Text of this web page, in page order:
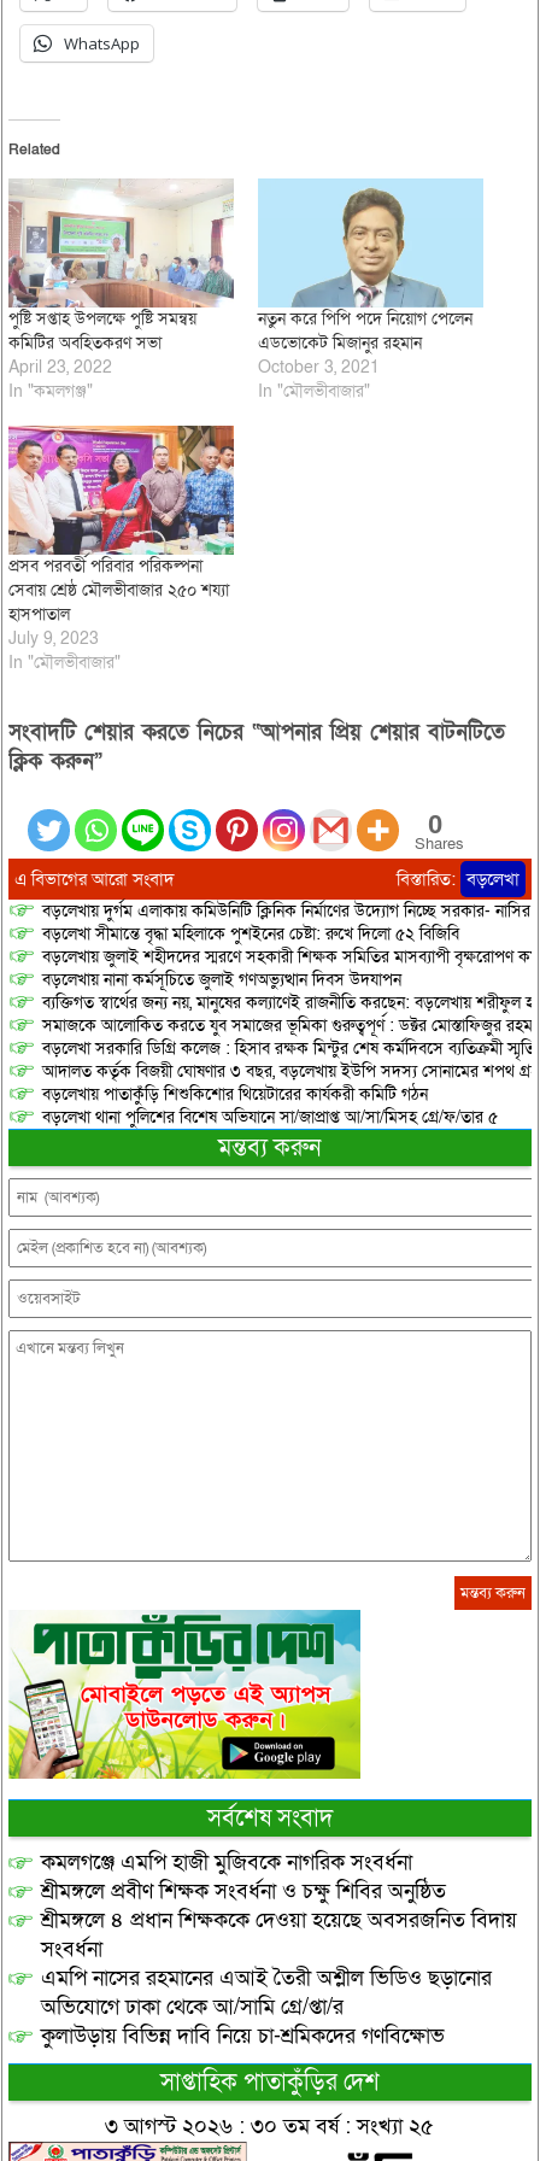
WhatsApp
Related
পুষ্টি সপ্তাহ উপলক্ষে পুষ্টি সমন্বয়
কমিটির অবহিতকরণ সভা
April 23, 2022
In "কমলগঞ্জ"
নতুন করে পিপি পদে নিয়োগ পেলেন
এডভোকেট মিজানুর রহমান
October 3, 2021
In "মৌলভীবাজার"
প্রসব পরবর্তী পরিবার পরিকল্পনা
সেবায় শ্রেষ্ঠ মৌলভীবাজার ২৫০ শয্যা
হাসপাতাল
July 9, 2023
In "মৌলভীবাজার"
সংবাদটি শেয়ার করতে নিচের “আপনার প্রিয় শেয়ার বাটনটিতে
ক্লিক করুন”
0
Shares
এ বিভাগের আরো সংবাদ বিস্তারিত: বড়লেখা
বড়লেখায় দুর্গম এলাকায় কমিউনিটি ক্লিনিক নির্মাণের উদ্যোগ নিচ্ছে সরকার-
বড়লেখা সীমান্তে বৃদ্ধা মহিলাকে পুশইনের চেষ্টা: রুখে দিলো ৫২ বিজিবি
বড়লেখায় জুলাই শহীদদের স্মরণে সহকারী শিক্ষক সমিতির মাসব্যাপী বৃক্ষরোপণ
বড়লেখায় নানা কর্মসূচিতে জুলাই গণঅভ্যুত্থান দিবস উদযাপন
ব্যক্তিগত স্বার্থের জন্য নয়, মানুষের কল্যাণেই রাজনীতি করছেন: বড়লেখায় শরীফুল
সমাজকে আলোকিত করতে যুব সমাজের ভূমিকা গুরুত্বপূর্ণ : ডক্টর মোস্তাফিজুর
বড়লেখা সরকারি ডিগ্রি কলেজ : হিসাব রক্ষক মিন্টুর শেষ কর্মদিবসে ব্যতিক্রমী
আদালত কর্তৃক বিজয়ী ঘোষণার ৩ বছর, বড়লেখায় ইউপি সদস্য সোনামের শপথ
বড়লেখায় পাতাকুঁড়ি শিশুকিশোর থিয়েটারের কার্যকরী কমিটি গঠন
বড়লেখা থানা পুলিশের বিশেষ অভিযানে সা/জাপ্রাপ্ত আ/সা/মিসহ গ্রে/ফ/তার ৫
মন্তব্য করুন
সর্বশেষ সংবাদ
কমলগঞ্জে এমপি হাজী মুজিবকে নাগরিক সংবর্ধনা
শ্রীমঙ্গলে প্রবীণ শিক্ষক সংবর্ধনা ও চক্ষু শিবির অনুষ্ঠিত
শ্রীমঙ্গলে ৪ প্রধান শিক্ষককে দেওয়া হয়েছে অবসরজনিত বিদায়
সংবর্ধনা
এমপি নাসের রহমানের এআই তৈরী অশ্লীল ভিডিও ছড়ানোর
অভিযোগে ঢাকা থেকে আ/সামি গ্রে/প্তা/র
কুলাউড়ায় বিভিন্ন দাবি নিয়ে চা-শ্রমিকদের গণবিক্ষোভ
সাপ্তাহিক পাতাকুঁড়ির দেশ
৩ আগস্ট ২০২৬ : ৩০ তম বর্ষ : সংখ্যা ২৫